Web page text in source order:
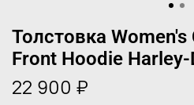
Толстовка
Front Hoodie
22 900 ₽